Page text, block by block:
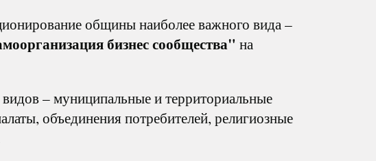
общины наиболее важного вида –
бизнес сообщества" на
– муниципальные и территориальные
объединения потребителей, религиозные